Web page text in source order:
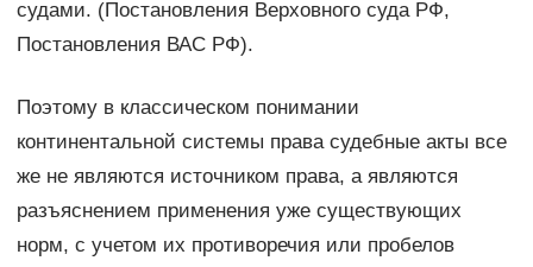
судами. (Постановления Верховного суда РФ,
Постановления ВАС РФ).
Поэтому в классическом понимании
континентальной системы права судебные акты все
же не являются источником права, а являются
разъяснением применения уже существующих
норм, с учетом их противоречия или пробелов